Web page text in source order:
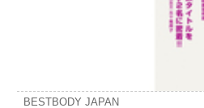
BESTBODY JAPAN